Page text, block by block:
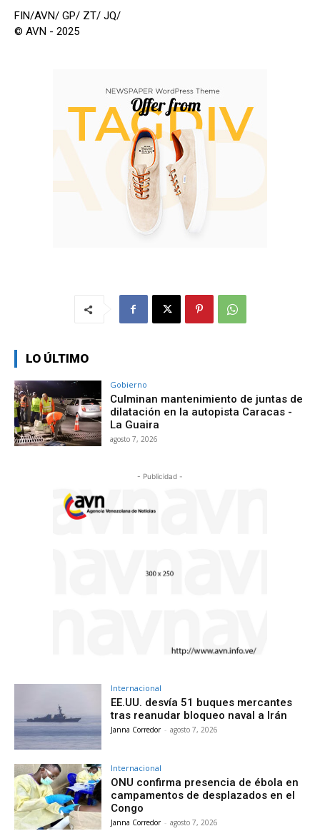
FIN/AVN/ GP/ ZT/ JQ/
© AVN - 2025
LO ÚLTIMO
Gobierno
Culminan mantenimiento de juntas de
dilatación en la autopista Caracas -
La Guaira
agosto 7, 2026
- Publicidad -
Internacional
EE.UU. desvía 51 buques mercantes
tras reanudar bloqueo naval a Irán
Janna Corredor - agosto 7, 2026
Internacional
ONU confirma presencia de ébola en
campamentos de desplazados en el
Congo
Janna Corredor - agosto 7, 2026